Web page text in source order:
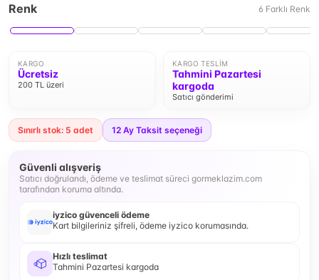
Renk 6 Farklı Renk
KARGO
Ücretsiz
200 TL üzeri
KARGO TESLIM
Tahmini Pazartesi
kargoda
Satıcı gönderimi
Sınırlı stok: 5 adet 12 Ay Taksit seçeneği
Güvenli alışveriş
Satıcı doğrulandı, ödeme ve teslimat süreci gormeklazim.com
tarafından koruma altında.
iyzico güvenceli ödeme
Kart bilgileriniz şifreli, ödeme iyzico korumasında.
Hızlı teslimat
Tahmini Pazartesi kargoda